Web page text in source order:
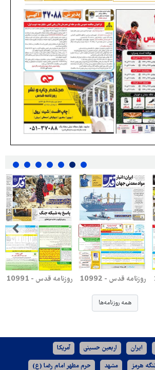
روزنامه قدس - 10992 روزنامه قدس - 10991
همه روزنامه‌ها
ایران اربعین حسینی آمریکا
هرمز مشهد حرم مطهر امام رضا (ع)